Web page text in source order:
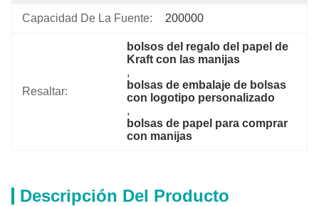
Capacidad De La Fuente: 200000
Resaltar:
bolsos del regalo del papel de
Kraft con las manijas
,
bolsas de embalaje de bolsas
con logotipo personalizado
,
bolsas de papel para comprar
con manijas
Descripción Del Producto